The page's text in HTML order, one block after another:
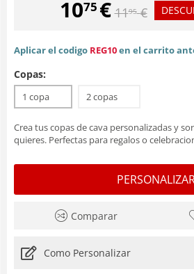
1075 € 1195 €
Aplicar el codigo REG10en el carrito
Copas:
1 copa 2 copas
Crea tus copas de cava personalizadas y
quieres. Perfectas para regalos o
Comparar
Como Personalizar